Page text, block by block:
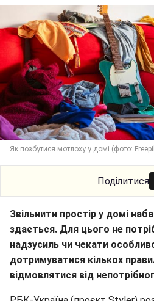
Як позбутися мотлоху у домі (фото:
Поділитися
Звільнити простір у домі
здається. Для цього не
надзусиль чи чекати
дотримуватися кількох
відмовлятися від